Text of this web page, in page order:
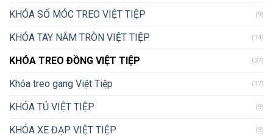
KHÓA SỐ MÓC TREO VIỆT TIỆP (9)
KHÓA TAY NẮM TRÒN VIỆT TIỆP (14)
KHÓA TREO ĐỒNG VIỆT TIỆP (37)
Khóa treo gang Việt Tiệp (17)
KHÓA TỦ VIỆT TIỆP (9)
KHÓA XE ĐẠP VIỆT TIỆP (3)